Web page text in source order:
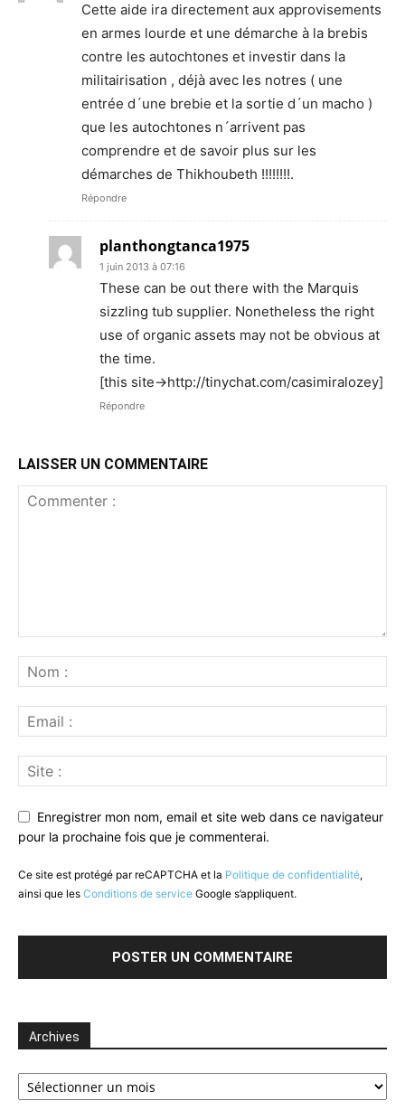
Cette aide ira directement aux approvisements
en armes lourde et une démarche à la brebis
contre les autochtones et investir dans la
militairisation , déjà avec les notres ( une
entrée d´une brebie et la sortie d´un macho )
que les autochtones n´arrivent pas
comprendre et de savoir plus sur les
démarches de Thikhoubeth !!!!!!!!.
Répondre
planthongtanca1975
1 juin 2013 à 07:16
These can be out there with the Marquis
sizzling tub supplier. Nonetheless the right
use of organic assets may not be obvious at
the time.
[this site->http://tinychat.com/casimiralozey]
Répondre
LAISSER UN COMMENTAIRE
Enregistrer mon nom, email et site web dans ce navigateur
pour la prochaine fois que je commenterai.
Ce site est protégé par reCAPTCHA et la Politique de confidentialité,
ainsi que les Conditions de service Google s’appliquent.
Archives
Archives